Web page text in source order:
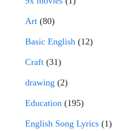
Art (80)
Basic English (12)
Craft (31)
drawing (2)
Education (195)
English Song Lyrics (1)